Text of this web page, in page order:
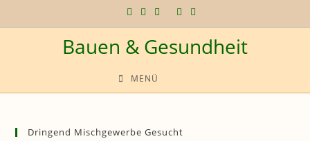
Inhalt
Bauen & Gesundheit
MENÜ
Dringend Mischgewerbe Gesucht